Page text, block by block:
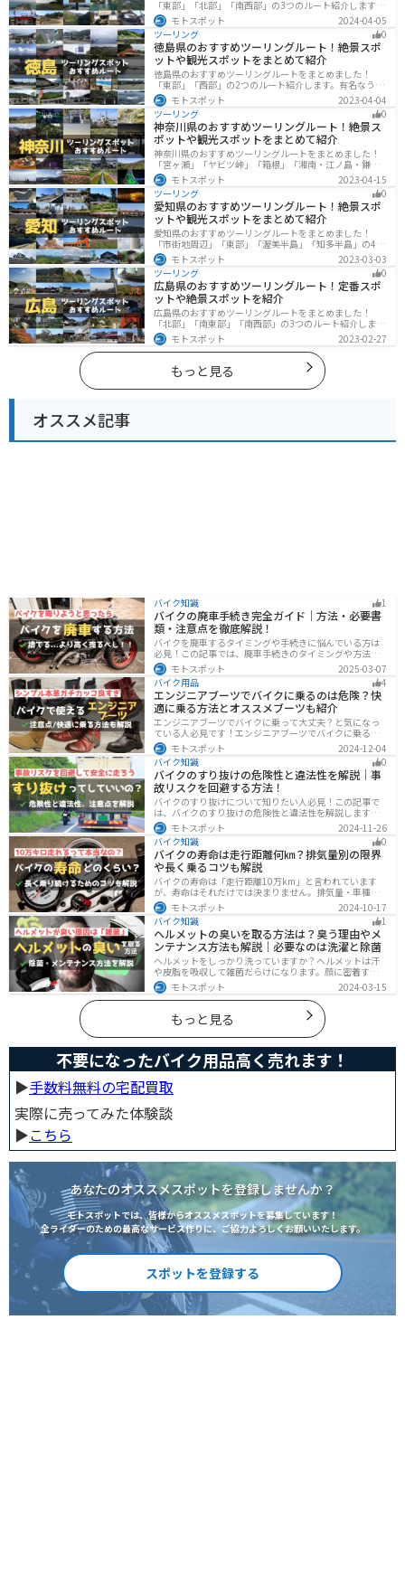
「東部」「北部」「南西部」の3つのルート紹介します。
山と海どちらも楽しめるスポットが多数あり、様々な楽
しみ方ができます。バイクで高知県にツーリングに行く
際は参考にしてください。
モトスポット
2024-04-05
ツーリング
0
徳島県のおすすめツーリングルート！絶景スポ
ットや観光スポットをまとめて紹介
徳島県のおすすめツーリングルートをまとめました！
「東部」「西部」の2つのルート紹介します。有名なうず
しおや山を中心とした自然豊かなスポットが多数ありま
す。バイクで徳島県にツーリングに行く際は参考にして
ください。
モトスポット
2023-04-04
ツーリング
0
神奈川県のおすすめツーリングルート！絶景ス
ポットや観光スポットをまとめて紹介
神奈川県のおすすめツーリングルートをまとめました！
「宮ヶ瀬」「ヤビツ峠」「箱根」「湘南・江ノ島・鎌
倉」「三浦」「みなとみらい」の6つのルート紹介しま
す。自然豊かなスポット、歴史ある観光名所、都市部で
楽しめるツーリングスポットまで多数あります。バイク
で神奈川県にツーリングに行く際は参考にしてくださ
い。
モトスポット
2023-04-15
ツーリング
0
愛知県のおすすめツーリングルート！絶景スポ
ットや観光スポットをまとめて紹介
愛知県のおすすめツーリングルートをまとめました！
「市街地周辺」「東部」「渥美半島」「知多半島」の4つ
のルート紹介します。名古屋周辺の栄えたスポットから
山、海、美術館なども多数あり、自然・歴史・文化を満
喫するツーリングができます。バイクで愛知県にツーリ
ングに行く際は参考にしてください。
モトスポット
2023-03-03
ツーリング
0
広島県のおすすめツーリングルート！定番スポ
ットや絶景スポットを紹介
広島県のおすすめツーリングルートをまとめました！
「北部」「南東部」「南西部」の3つのルート紹介しま
す。自然豊かな山と海だけでなく、歴史的価値のある建
造物も多数あるので、飽きることなくツーリングを堪能
できます。バイクで広島県にツーリングに行く際は参考
にしてください。
モトスポット 2023-02-27
もっと見る
オススメ記事
バイク知識 1
バイクの廃車手続き完全ガイド｜方法・必要書
類・注意点を徹底解説！
バイクを廃車するタイミングや手続きに悩んでいる方は
必見！この記事では、廃車手続きのタイミングや方法、
流れを解説しています。実は、手続きの注意点や業者に
依頼する際のポイントがあります。記事を読めば、バイ
クの廃車手続きがスムーズに行えるでしょう。
モトスポット
2025-03-07
バイク用品
4
エンジニアブーツでバイクに乗るのは危険？快
適に乗る方法とオススメブーツも紹介
エンジニアブーツでバイクに乗って大丈夫？と気になっ
ている人必見です！エンジニアブーツでバイクに乗るメ
リットデメリット、おすすめのブーツまで徹底解説しま
す。ファッション性が高く、バイクに乗っている時もそ
うじゃない時もかっこよくキメたい人にオススメです。
モトスポット
2024-12-04
バイク知識
0
バイクのすり抜けの危険性と違法性を解説｜事
故リスクを回避する方法！
バイクのすり抜けについて知りたい人必見！この記事で
は、バイクのすり抜けの危険性と違法性を解説します。
実は、すり抜けによる事故のリスクは想像以上に高いで
す。記事を参考にすり抜けのリスクを理解し、安全運転
に努めましょう。
モトスポット
2024-11-26
バイク知識
0
バイクの寿命は走行距離何㎞？排気量別の限界
や長く乗るコツも解説
バイクの寿命は「走行距離10万km」と言われています
が、寿命はそれだけでは決まりません。排気量・車種・
日々のメンテナンス・保管状態などでも大きく変わりま
す。この記事ではバイクの寿命について解説します。ま
た、寿命を延ばす方法も解説するので、今のバイクに長
く乗りたい人は参考にしてください。
モトスポット
2024-10-17
バイク知識
1
ヘルメットの臭いを取る方法は？臭う理由やメ
ンテナンス方法も解説｜必要なのは洗濯と除菌
ヘルメットをしっかり洗っていますか？ヘルメットは汗
や皮脂を吸収して雑菌だらけになります。顔に密着する
物なのでしっかりと除菌・消臭をする必要があります。
この記事では、ヘルメットをまるっと綺麗にする方法を
まとめました。まだメンテナンスをしたことがないとい
う人はぜひ参考にしてください。
モトスポット 2024-03-15
もっと見る
不要になったバイク用品高く売れます！
▶︎手数料無料の宅配買取
実際に売ってみた体験談
▶︎こちら
あなたのオススメスポットを登録しませんか？
モトスポットでは、皆様からオススメスポットを募集しています！
全ライダーのための最高なサービス作りに、ご協力よろしくお願いいたします。
スポットを登録する